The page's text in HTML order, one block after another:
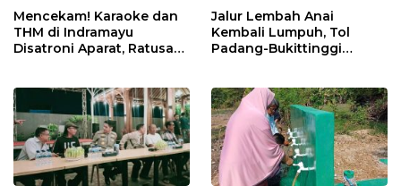
Mencekam! Karaoke dan
THM di Indramayu
Disatroni Aparat, Ratusan
Jalur Lembah Anai
Kembali Lumpuh, Tol
Padang-Bukittinggi